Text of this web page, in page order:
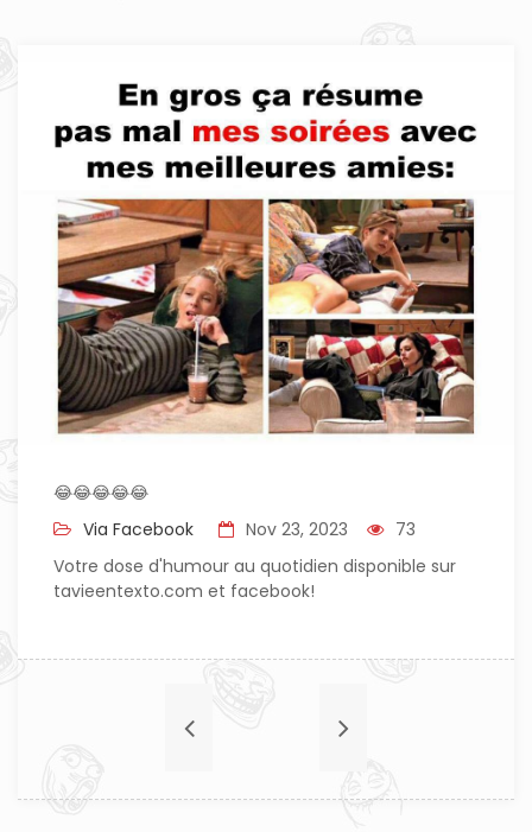
😂😂😂😂😂
Via Facebook
Nov 23, 2023
73
Votre dose d'humour au quotidien disponible sur
tavieentexto.com et facebook!